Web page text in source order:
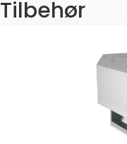
Tilbehør